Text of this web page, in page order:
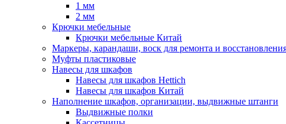
1 мм
2 мм
Крючки мебельные
Крючки мебельные Китай
Маркеры, карандаши, воск для ремонта и
Муфты пластиковые
Навесы для шкафов
Навесы для шкафов Hettich
Навесы для шкафов Китай
Наполнение шкафов, организации, выдвижные штанги
Выдвижные полки